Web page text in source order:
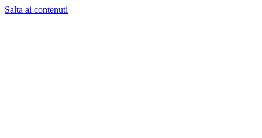
Salta ai contenuti